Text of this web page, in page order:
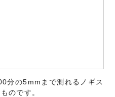
分の5mmまで測れるノギス
のです。